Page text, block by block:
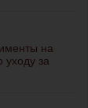
на
уходу за